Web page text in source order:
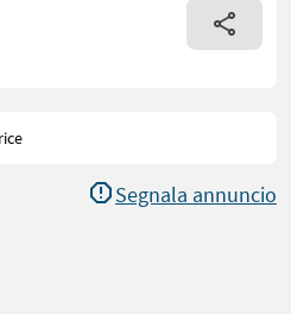
Segnala annuncio